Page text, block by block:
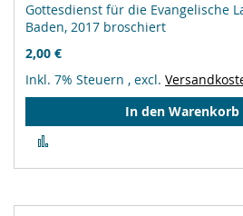
Gottesdienst für die Evangelische
Baden, 2017 broschiert
2,00 €
Inkl. 7% Steuern , excl.
In den Warenkorb
hinzufügen